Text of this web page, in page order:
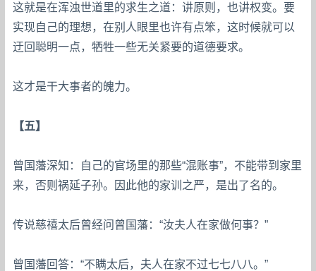
这就是在浑浊世道里的求生之道：讲原则，也讲权变。要
实现自己的理想，在别人眼里也许有点笨，这时候就可以
迂回聪明一点，牺牲一些无关紧要的道德要求。
这才是干大事者的魄力。
【五】
曾国藩深知：自己的官场里的那些“混账事”，不能带到家里
来，否则祸延子孙。因此他的家训之严，是出了名的。
传说慈禧太后曾经问曾国藩：“汝夫人在家做何事？”
曾国藩回答：“不瞒太后，夫人在家不过七七八八。”